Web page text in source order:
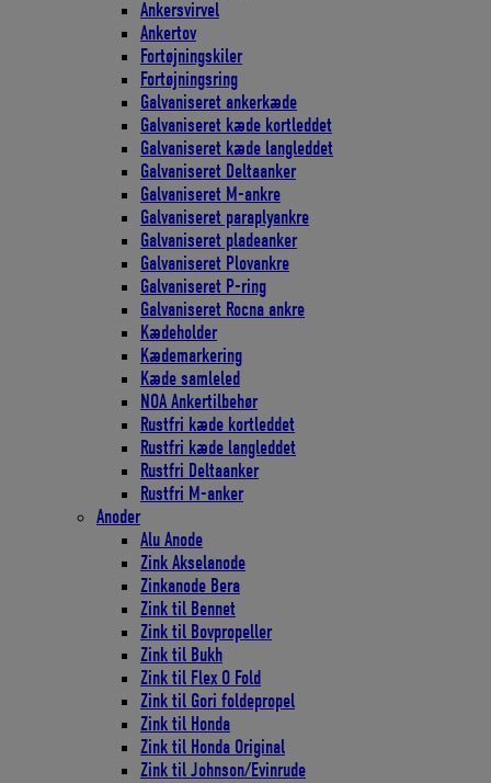
Ankersvirvel
Ankertov
Fortøjningskiler
Fortøjningsring
Galvaniseret ankerkæde
Galvaniseret kæde kortleddet
Galvaniseret kæde langleddet
Galvaniseret Deltaanker
Galvaniseret M-ankre
Galvaniseret paraplyankre
Galvaniseret pladeanker
Galvaniseret Plovankre
Galvaniseret P-ring
Galvaniseret Rocna ankre
Kædeholder
Kædemarkering
Kæde samleled
NOA Ankertilbehør
Rustfri kæde kortleddet
Rustfri kæde langleddet
Rustfri Deltaanker
Rustfri M-anker
Anoder
Alu Anode
Zink Akselanode
Zinkanode Bera
Zink til Bennet
Zink til Bovpropeller
Zink til Bukh
Zink til Flex O Fold
Zink til Gori foldepropel
Zink til Honda
Zink til Honda Original
Zink til Johnson/Evinrude